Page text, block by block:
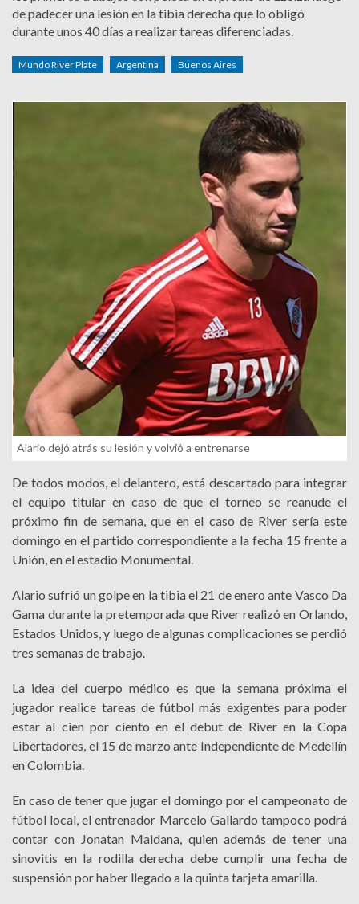
de padecer una lesión en la tibia derecha que lo obligó
durante unos 40 días a realizar tareas diferenciadas.
Mundo River Plate Argentina Buenos Aires
Alario dejó atrás su lesión y volvió a entrenarse
De todos modos, el delantero, está descartado para integrar
el equipo titular en caso de que el torneo se reanude el
próximo fin de semana, que en el caso de River sería este
domingo en el partido correspondiente a la fecha 15 frente a
Unión, en el estadio Monumental.
Alario sufrió un golpe en la tibia el 21 de enero ante Vasco Da
Gama durante la pretemporada que River realizó en Orlando,
Estados Unidos, y luego de algunas complicaciones se perdió
tres semanas de trabajo.
La idea del cuerpo médico es que la semana próxima el
jugador realice tareas de fútbol más exigentes para poder
estar al cien por ciento en el debut de River en la Copa
Libertadores, el 15 de marzo ante Independiente de Medellín
en Colombia.
En caso de tener que jugar el domingo por el campeonato de
fútbol local, el entrenador Marcelo Gallardo tampoco podrá
contar con Jonatan Maidana, quien además de tener una
sinovitis en la rodilla derecha debe cumplir una fecha de
suspensión por haber llegado a la quinta tarjeta amarilla.